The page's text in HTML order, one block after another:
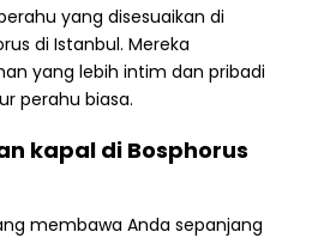
yang disesuaikan di
di Istanbul. Mereka
yang lebih intim dan pribadi
perahu biasa.
kapal di Bosphorus
membawa Anda sepanjang